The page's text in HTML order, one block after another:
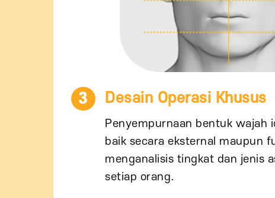
3 Desain Operasi Khusus
Penyempurnaan bentuk wajah
baik secara eksternal maupun
menganalisis tingkat dan jenis
setiap orang.